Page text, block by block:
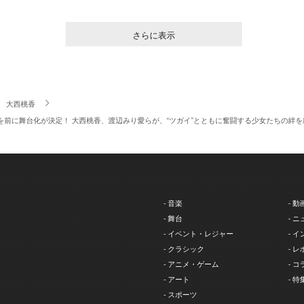
さらに表示
大西桃香
前に舞台化が決定！ 大西桃香、渡辺みり愛らが、“ツガイ”とともに奮闘する少女たちの
- 音楽
- 舞台
- イベント・レジャー
- クラシック
- アニメ・ゲーム
- アート
- スポーツ
- 動
- ニ
- イ
- レ
- コ
- 特